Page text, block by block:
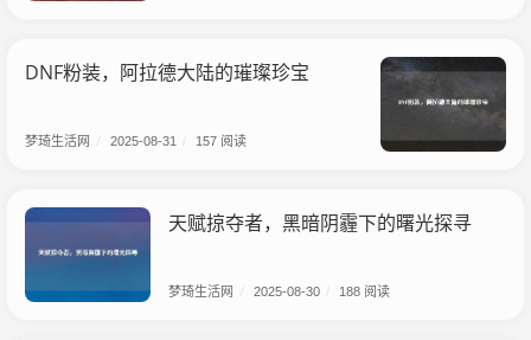
DNF粉装，阿拉德大陆的璀璨珍宝
梦琦生活网 2025-08-31 157 阅读
天赋掠夺者，黑暗阴霾下的曙光探寻
梦琦生活网 2025-08-30 188 阅读